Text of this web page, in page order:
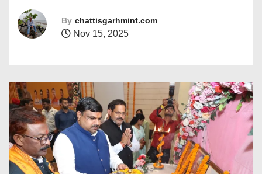
By chattisgarhmint.com
Nov 15, 2025